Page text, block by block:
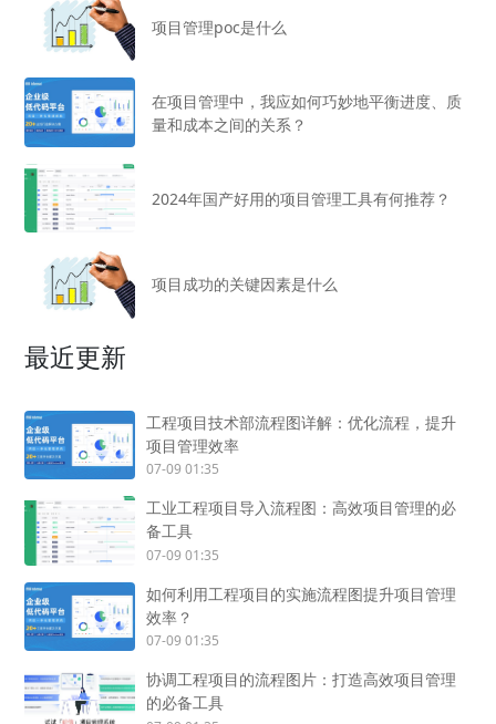
项目管理poc是什么
在项目管理中，我应如何巧妙地平衡进度、质
量和成本之间的关系？
2024年国产好用的项目管理工具有何推荐？
项目成功的关键因素是什么
最近更新
工程项目技术部流程图详解：优化流程，提升
项目管理效率
07-09 01:35
工业工程项目导入流程图：高效项目管理的必
备工具
07-09 01:35
如何利用工程项目的实施流程图提升项目管理
效率？
07-09 01:35
协调工程项目的流程图片：打造高效项目管理
的必备工具